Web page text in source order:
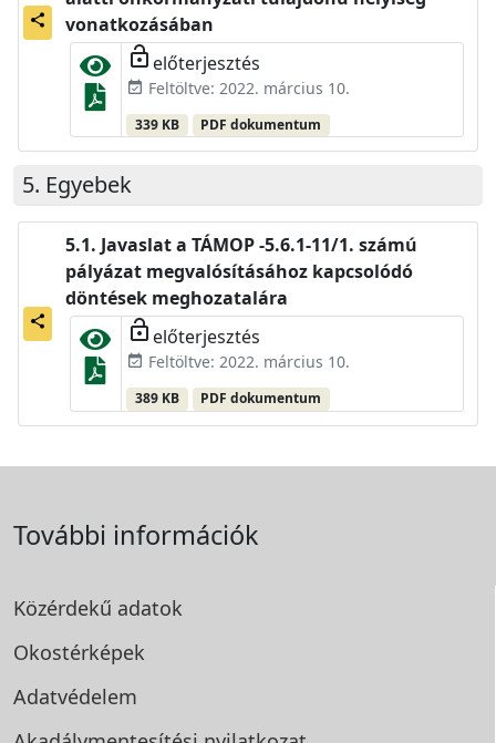
share
vonatkozásában
lock_open előterjesztés
event_available Feltöltve: 2022. március 10.
339 KB PDF dokumentum
Egyebek
share
Javaslat a TÁMOP -5.6.1-11/1. számú
pályázat megvalósításához kapcsolódó
döntések meghozatalára
lock_open előterjesztés
event_available Feltöltve: 2022. március 10.
389 KB PDF dokumentum
További információk
Közérdekű adatok
Okostérképek
Adatvédelem